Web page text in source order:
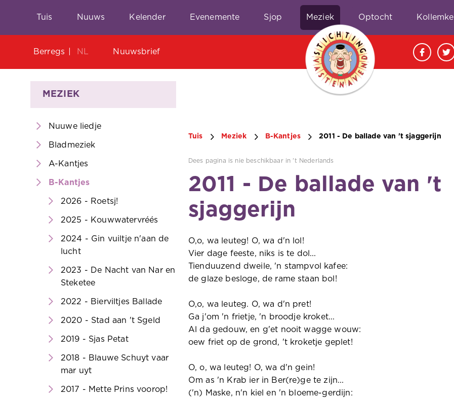
Tuis Nuuws Kelender Evenemente Sjop Meziek Optocht Kollemke
Berregs NL Nuuwsbrief
MEZIEK
Nuuwe liedje
Bladmeziek
A-Kantjes
B-Kantjes
2026 - Roetsj!
2025 - Kouwwatervréés
2024 - Gin vuiltje n'aan de
lucht
2023 - De Nacht van Nar en
Steketee
2022 - Bierviltjes Ballade
2020 - Stad aan 't Sgeld
2019 - Sjas Petat
2018 - Blauwe Schuyt vaar
mar uyt
2017 - Mette Prins voorop!
Tuis Meziek B-Kantjes 2011 - De ballade van 't sjaggerijn
Dees pagina is nie beschikbaar in 't Nederlands
2011 - De ballade van 't
sjaggerijn
O,o, wa leuteg! O, wa d'n lol!
Vier dage feeste, niks is te dol...
Tienduuzend dweile, 'n stampvol kafee:
de glaze besloge, de rame staan bol!
O,o, wa leuteg. O, wa d'n pret!
Ga j'om 'n frietje, 'n broodje kroket...
Al da gedouw, en g'et nooit wagge wouw:
oew friet op de grond, 't kroketje geplet!
O, o, wa leuteg! O, wa d'n gein!
Om as 'n Krab ier in Ber(re)ge te zijn...
('n) Maske, n'n kiel en 'n bloeme-gerdijn: